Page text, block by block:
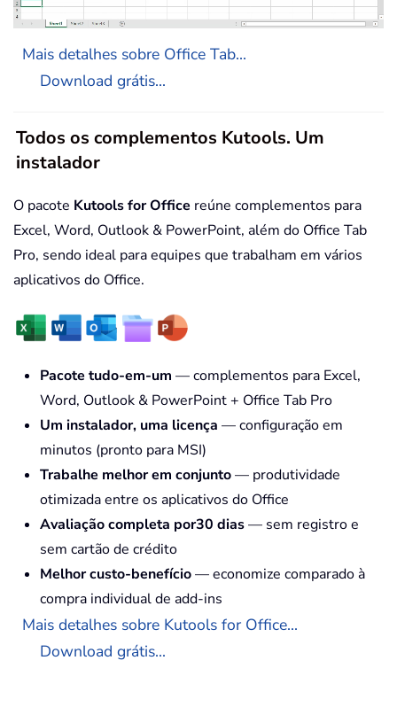
Mais detalhes sobre Office Tab...
Download grátis...
Todos os complementos Kutools. Um
instalador
O pacote Kutools for Office reúne complementos para
Excel, Word, Outlook & PowerPoint, além do Office Tab
Pro, sendo ideal para equipes que trabalham em vários
aplicativos do Office.
Pacote tudo-em-um — complementos para Excel,
Word, Outlook & PowerPoint + Office Tab Pro
Um instalador, uma licença — configuração em
minutos (pronto para MSI)
Trabalhe melhor em conjunto— produtividade
otimizada entre os aplicativos do Office
Avaliação completa por30 dias— sem registro e
sem cartão de crédito
Melhor custo-benefício— economize comparado à
compra individual de add-ins
Mais detalhes sobre Kutools for Office...
Download grátis...